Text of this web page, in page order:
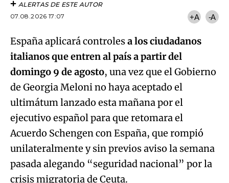
ALERTAS DE ESTE AUTOR
07.08.2026 17:07
+A -A
España aplicará controlesa los ciudadanos
italianos que entren al país a partir del
domingo 9 de agosto, una vez que el Gobierno
de Georgia Meloni no haya aceptado el
ultimátum lanzado esta mañana por el
ejecutivo español para que retomara el
Acuerdo Schengen con España, que rompió
unilateralmente y sin previos aviso la semana
pasada alegando “seguridad nacional” por la
crisis migratoria de Ceuta.
Algo salió mal.